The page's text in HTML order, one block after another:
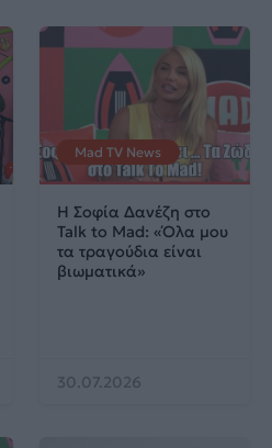
Mad TV News
H Σοφία Δανέζη στο
Talk to Mad: «Όλα μου
τα τραγούδια είναι
βιωματικά»
30.07.2026